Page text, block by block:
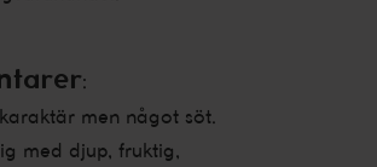
:
men något söt.
med djup, fruktig,